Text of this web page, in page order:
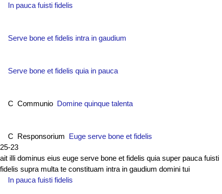
In pauca fuisti fidelis
Serve bone et fidelis intra in gaudium
Serve bone et fidelis quia in pauca
C Communio Domine quinque talenta
C Responsorium Euge serve bone et fidelis
25-23
ait illi dominus eius euge serve bone et fidelis quia super pauca fuisti
fidelis supra multa te constituam intra in gaudium domini tui
In pauca fuisti fidelis